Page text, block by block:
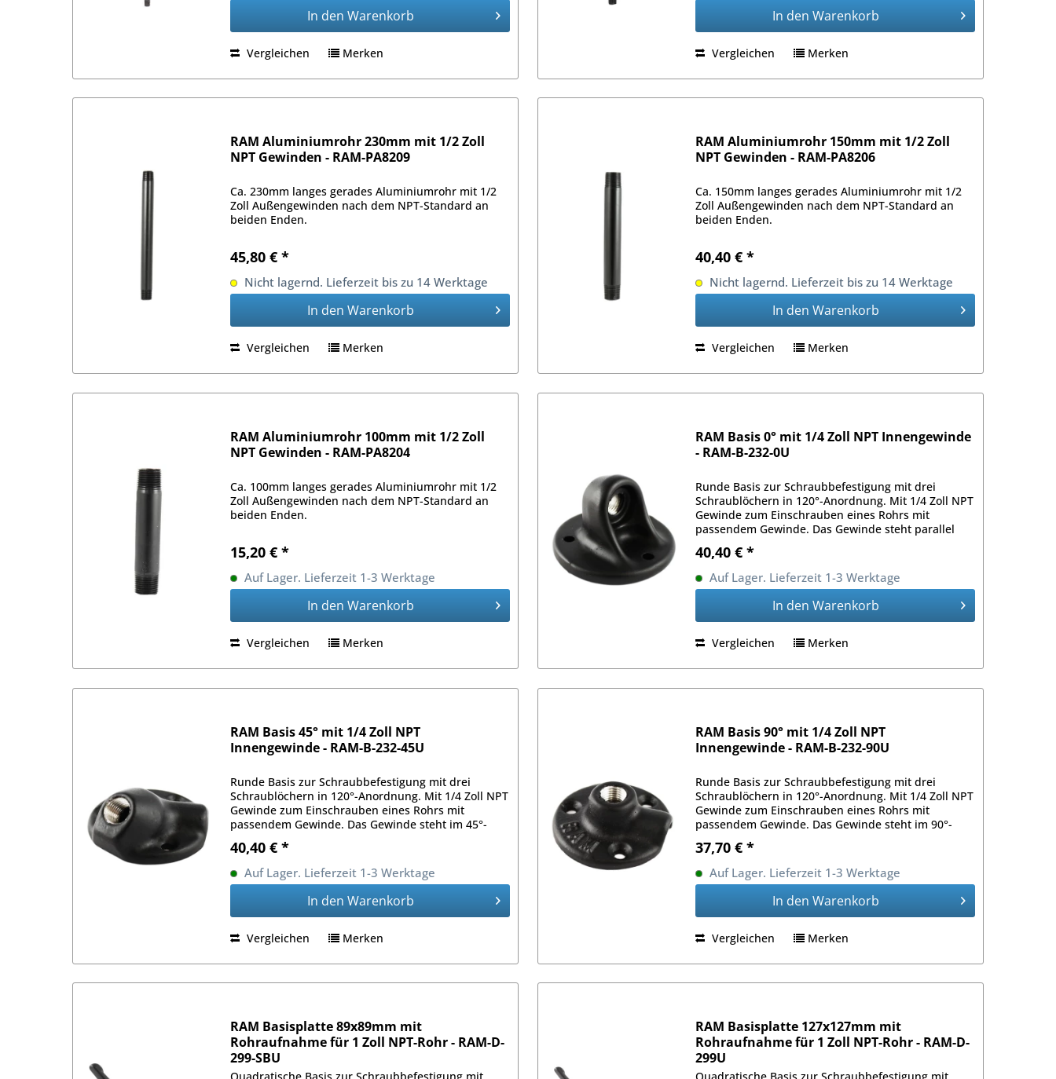
In den Warenkorb
Vergleichen Merken
In den Warenkorb
Vergleichen Merken
RAM Aluminiumrohr 230mm mit 1/2 Zoll
NPT Gewinden - RAM-PA8209
Ca. 230mm langes gerades Aluminiumrohr mit 1/2
Zoll Außengewinden nach dem NPT-Standard an
beiden Enden.
45,80 € *
Nicht lagernd. Lieferzeit bis zu 14 Werktage
In den Warenkorb
Vergleichen Merken
RAM Aluminiumrohr 150mm mit 1/2 Zoll
NPT Gewinden - RAM-PA8206
Ca. 150mm langes gerades Aluminiumrohr mit 1/2
Zoll Außengewinden nach dem NPT-Standard an
beiden Enden.
40,40 € *
Nicht lagernd. Lieferzeit bis zu 14 Werktage
In den Warenkorb
Vergleichen Merken
RAM Aluminiumrohr 100mm mit 1/2 Zoll
NPT Gewinden - RAM-PA8204
Ca. 100mm langes gerades Aluminiumrohr mit 1/2
Zoll Außengewinden nach dem NPT-Standard an
beiden Enden.
15,20 € *
Auf Lager. Lieferzeit 1-3 Werktage
In den Warenkorb
Vergleichen Merken
RAM Basis 0° mit 1/4 Zoll NPT Innengewinde
- RAM-B-232-0U
Runde Basis zur Schraubbefestigung mit drei
Schraublöchern in 120°-Anordnung. Mit 1/4 Zoll NPT
Gewinde zum Einschrauben eines Rohrs mit
passendem Gewinde. Das Gewinde steht parallel
zur Befestigungsfläche.
40,40 € *
Auf Lager. Lieferzeit 1-3 Werktage
In den Warenkorb
Vergleichen Merken
RAM Basis 45° mit 1/4 Zoll NPT
Innengewinde - RAM-B-232-45U
Runde Basis zur Schraubbefestigung mit drei
Schraublöchern in 120°-Anordnung. Mit 1/4 Zoll NPT
Gewinde zum Einschrauben eines Rohrs mit
passendem Gewinde. Das Gewinde steht im 45°-
40,40 € *
Auf Lager. Lieferzeit 1-3 Werktage
In den Warenkorb
Vergleichen Merken
RAM Basis 90° mit 1/4 Zoll NPT
Innengewinde - RAM-B-232-90U
Runde Basis zur Schraubbefestigung mit drei
Schraublöchern in 120°-Anordnung. Mit 1/4 Zoll NPT
Gewinde zum Einschrauben eines Rohrs mit
passendem Gewinde. Das Gewinde steht im 90°-
37,70 € *
Auf Lager. Lieferzeit 1-3 Werktage
In den Warenkorb
Vergleichen Merken
RAM Basisplatte 89x89mm mit
Rohraufnahme für 1 Zoll NPT-Rohr - RAM-D-
299-SBU
RAM Basisplatte 127x127mm mit
Rohraufnahme für 1 Zoll NPT-Rohr - RAM-D-
299U